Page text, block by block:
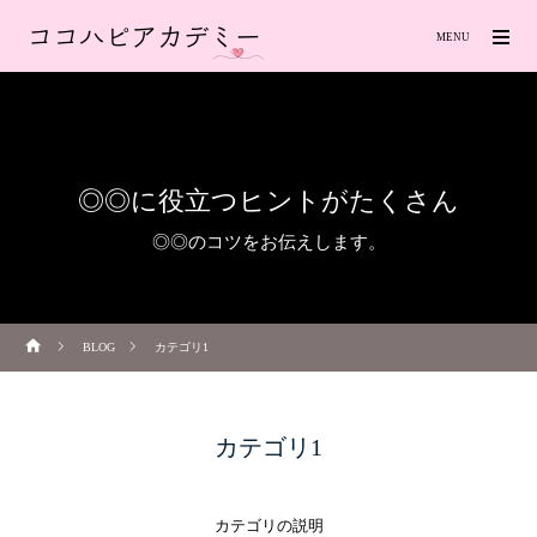
◎◎に役立つヒントがたくさん
◎◎のコツをお伝えします。
BLOG カテゴリ1
カテゴリ1
カテゴリの説明
MENU